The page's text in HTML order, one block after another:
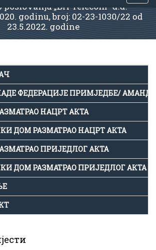
poslovanju „BH Telecom“ d.d.
godinu, broj: 02-23-1030/22 od
23.5.2022. godine
ФЕДЕРАЦИЈЕ ПРИМЈЕДБЕ/
НАЦРТ АКТА
ДОМ РАЗМАТРАО НАЦРТ АКТА
ПРИЈЕДЛОГ АКТА
ДОМ РАЗМАТРАО ПРИЈЕДЛОГ АКТА